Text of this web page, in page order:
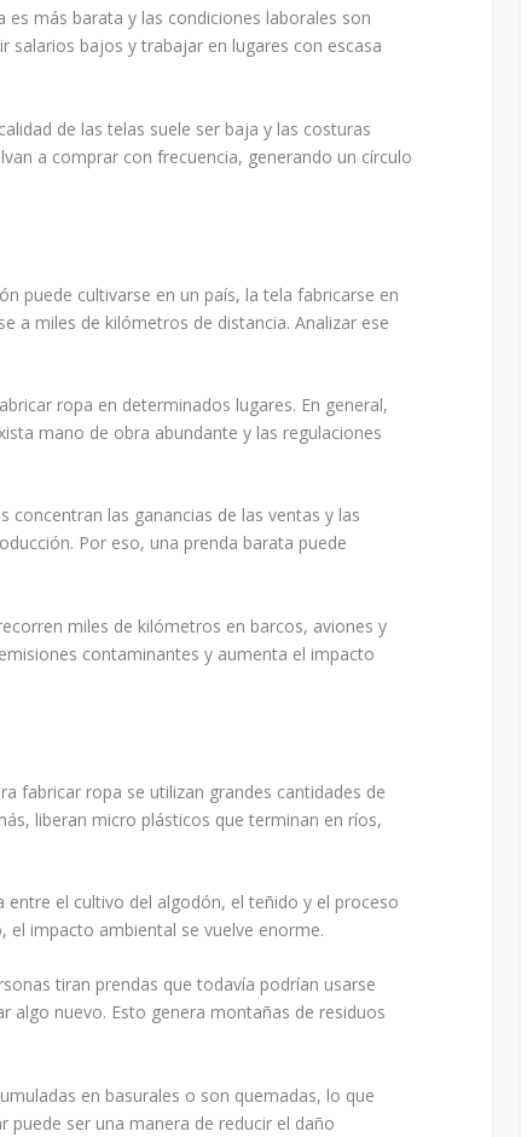
más barata y las condiciones laborales son
salarios bajos y trabajar en lugares con escasa
de las telas suele ser baja y las costuras
a comprar con frecuencia, generando un círculo
puede cultivarse en un país, la tela fabricarse en
a miles de kilómetros de distancia. Analizar ese
ropa en determinados lugares. En general,
mano de obra abundante y las regulaciones
concentran las ganancias de las ventas y las
Por eso, una prenda barata puede
miles de kilómetros en barcos, aviones y
contaminantes y aumenta el impacto
fabricar ropa se utilizan grandes cantidades de
liberan micro plásticos que terminan en ríos,
el cultivo del algodón, el teñido y el proceso
el impacto ambiental se vuelve enorme.
tiran prendas que todavía podrían usarse
nuevo. Esto genera montañas de residuos
en basurales o son quemadas, lo que
ser una manera de reducir el daño